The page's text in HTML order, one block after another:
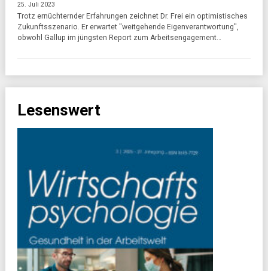
25. Juli 2023
Trotz ernüchternder Erfahrungen zeichnet Dr. Frei ein optimistisches
Zukunftsszenario. Er erwartet "weitgehende Eigenverantwortung",
obwohl Gallup im jüngsten Report zum Arbeitsengagement…
Lesenswert